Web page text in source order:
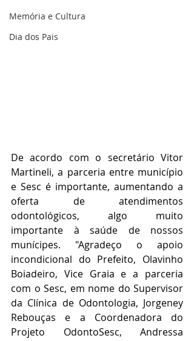
Memória e Cultura
Dia dos Pais
De acordo com o secretário Vitor
Martineli, a parceria entre município
e Sesc é importante, aumentando a
oferta de atendimentos
odontológicos, algo muito
importante à saúde de nossos
munícipes. "Agradeço o apoio
incondicional do Prefeito, Olavinho
Boiadeiro, Vice Graia e a parceria
com o Sesc, em nome do Supervisor
da Clínica de Odontologia, Jorgeney
Rebouças e a Coordenadora do
Projeto OdontoSesc, Andressa